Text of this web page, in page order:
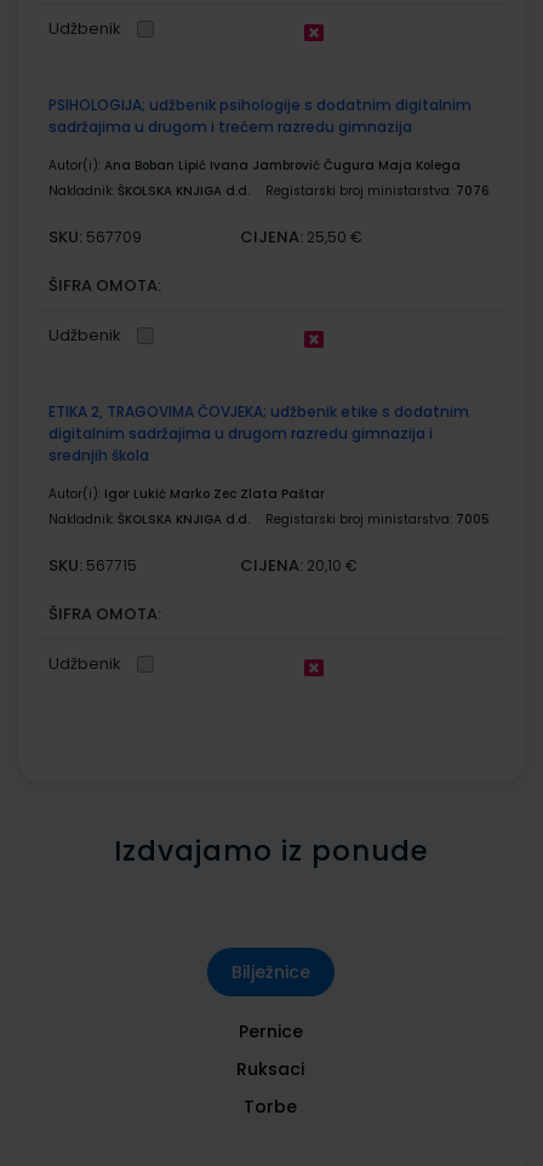
Udžbenik
PSIHOLOGIJA; udžbenik psihologije s dodatnim digitalnim
sadržajima u drugom i trećem razredu gimnazija
Autor(i): Ana Boban Lipić Ivana Jambrović Čugura Maja Kolega
Nakladnik: ŠKOLSKA KNJIGA d.d. Registarski broj ministarstva: 7076
SKU: 567709 CIJENA: 25,50 €
ŠIFRA OMOTA:
Udžbenik
ETIKA 2, TRAGOVIMA ČOVJEKA; udžbenik etike s dodatnim
digitalnim sadržajima u drugom razredu gimnazija i
srednjih škola
Autor(i): Igor Lukić Marko Zec Zlata Paštar
Nakladnik: ŠKOLSKA KNJIGA d.d. Registarski broj ministarstva: 7005
SKU: 567715 CIJENA: 20,10 €
ŠIFRA OMOTA:
Udžbenik
Izdvajamo iz ponude
Bilježnice
Pernice
Ruksaci
Torbe